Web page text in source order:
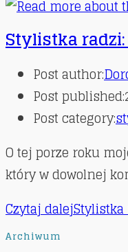
Stylistka
Post author:
Post published:
Post category:
O tej porze roku
który w dowolnej
Czytaj dalejStylistka
Archiwum